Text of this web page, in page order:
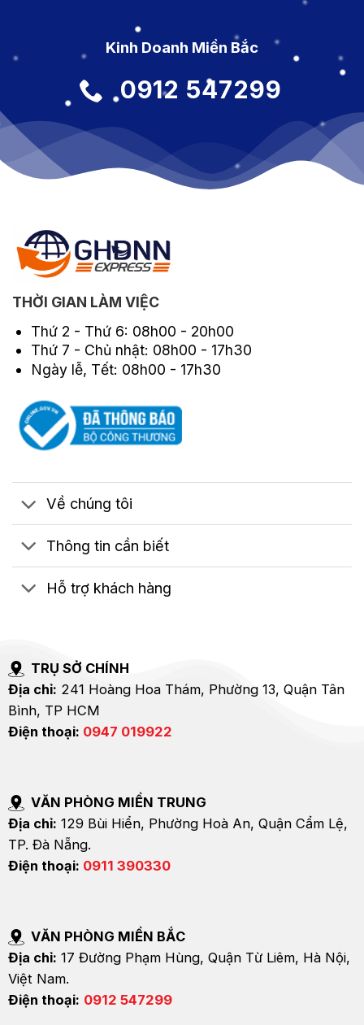
Kinh Doanh Miền Bắc
0912 547299
THỜI GIAN LÀM VIỆC
Thứ 2 - Thứ 6: 08h00 - 20h00
Thứ 7 - Chủ nhật: 08h00 - 17h30
Ngày lễ, Tết: 08h00 - 17h30
Về chúng tôi
Thông tin cần biết
Hỗ trợ khách hàng
TRỤ SỞ CHÍNH
Địa chỉ: 241 Hoàng Hoa Thám, Phường 13, Quận Tân
Bình, TP HCM
Điện thoại: 0947 019922
VĂN PHÒNG MIỀN TRUNG
Địa chỉ: 129 Bùi Hiển, Phường Hoà An, Quận Cẩm Lệ,
TP. Đà Nẵng.
Điện thoại: 0911 390330
VĂN PHÒNG MIỀN BẮC
Địa chỉ: 17 Đường Phạm Hùng, Quận Từ Liêm, Hà Nội,
Việt Nam.
Điện thoại: 0912 547299